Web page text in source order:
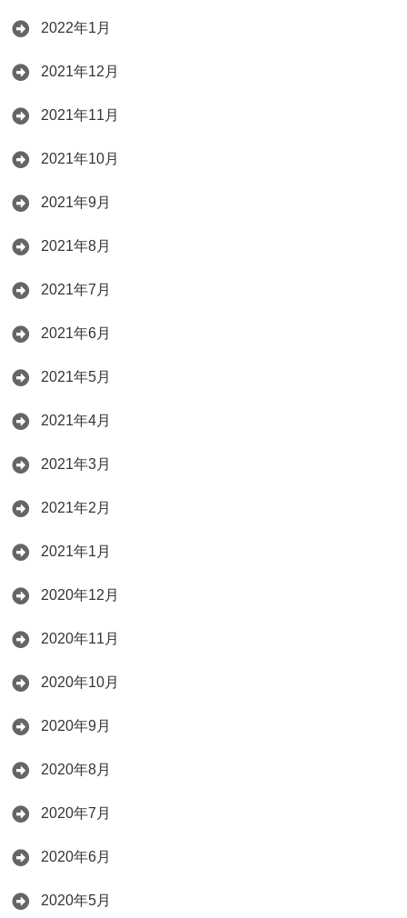
2022年1月
2021年12月
2021年11月
2021年10月
2021年9月
2021年8月
2021年7月
2021年6月
2021年5月
2021年4月
2021年3月
2021年2月
2021年1月
2020年12月
2020年11月
2020年10月
2020年9月
2020年8月
2020年7月
2020年6月
2020年5月